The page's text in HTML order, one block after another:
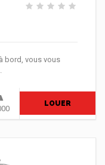
bord, vous vous
LOUER